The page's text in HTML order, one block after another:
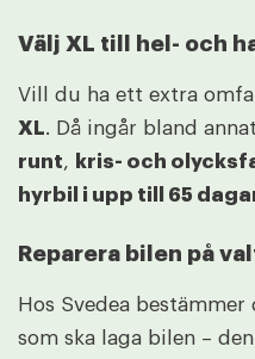
Välj XL till hel- och
Vill du ha ett extra
XL. Då ingår bland annat
runt, kris- och
hyrbil i upp till 65
Reparera bilen på
Hos Svedea
som ska laga bilen –